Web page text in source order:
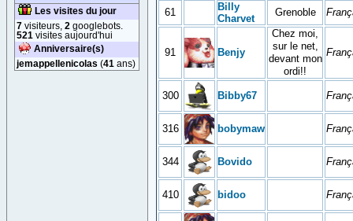
Les visites du jour
7 visiteurs, 2 googlebots.
521 visites aujourd'hui
Anniversaire(s)
jemappellenicolas (41 ans)
61
Billy
Charvet
Grenoble
91 Benjy
Chez moi,
sur le net,
devant mon
ordi!!
300 Bibby67
316 bobymaw
344 Bovido
410 bidoo